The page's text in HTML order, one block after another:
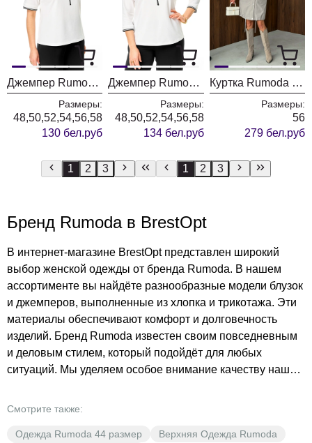
Джемпер Rumoda 2261 молочный-черный кр.р.
Размеры:
48,50,52,54,56,58
130 бел.руб
Джемпер Rumoda 2261 молочный-черный дл.р
Размеры:
48,50,52,54,56,58
134 бел.руб
Куртка Rumoda 2255 серый
Размеры:
56
279 бел.руб
1 2 3 1 2 3
Бренд Rumoda в BrestOpt
В интернет-магазине BrestOpt представлен широкий
выбор женской одежды от бренда Rumoda. В нашем
ассортименте вы найдёте разнообразные модели блузок
и джемперов, выполненные из хлопка и трикотажа. Эти
материалы обеспечивают комфорт и долговечность
изделий. Бренд Rumoda известен своим повседневным
и деловым стилем, который подойдёт для любых
ситуаций. Мы уделяем особое внимание качеству нашей
уверенно и стильно. В BrestOpt вы найдёте
оттенки. Одежда от Rumoda — это не только стиль, но и
Смотрите также:
Одежда Rumoda 44 размер
Верхняя Одежда Rumoda